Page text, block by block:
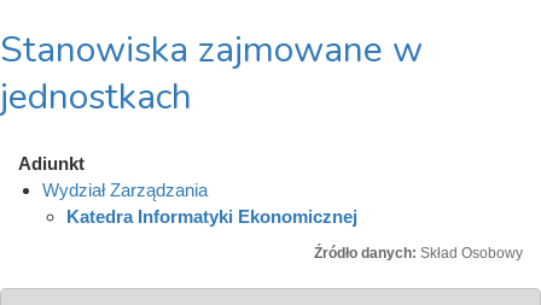
Stanowiska zajmowane w
jednostkach
Adiunkt
Wydział Zarządzania
Katedra Informatyki Ekonomicznej
Źródło danych: Skład Osobowy